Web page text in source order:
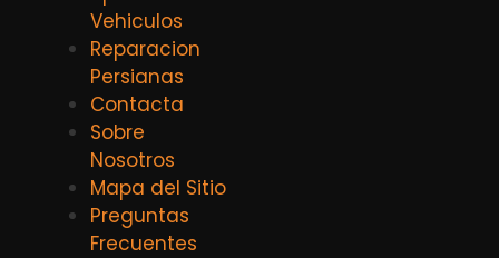
Vehiculos
Reparacion
Persianas
Contacta
Sobre
Nosotros
Mapa del Sitio
Preguntas
Frecuentes